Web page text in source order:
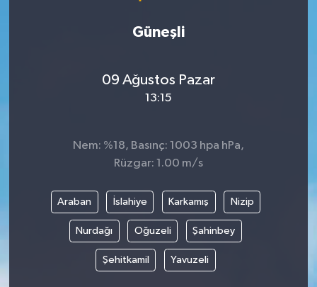
Güneşli
09 Ağustos Pazar
13:15
Nem: %18, Basınç: 1003 hpa hPa,
Rüzgar: 1.00 m/s
Araban İslahiye Karkamış Nizip
Nurdağı Oğuzeli Şahinbey
Şehitkamil Yavuzeli